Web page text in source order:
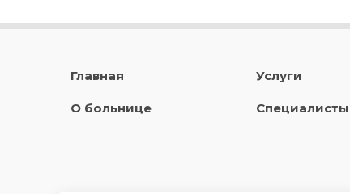
Главная
О больнице
Услуги
Специалисты